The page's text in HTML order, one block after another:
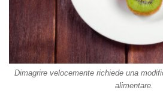
Dimagrire velocemente richiede una
alimentare.